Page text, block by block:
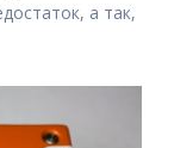
а так,